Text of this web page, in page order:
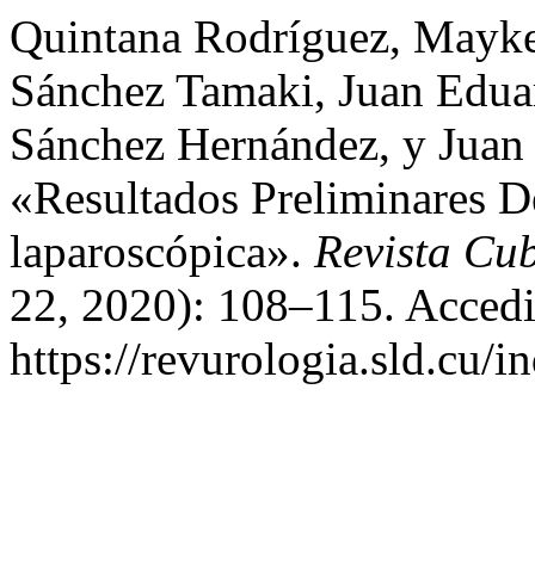
Quintana Rodríguez,
Sánchez Tamaki, Juan
Sánchez Hernández, y
«Resultados Preliminares
laparoscópica». Revista
22, 2020): 108–115.
https://revurologia.sld.cu/